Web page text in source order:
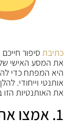
כתיבת סיפור
את המסע האישי
היא המפתח כדי
אותנטי וייחודי.
את האותנטיות
1. אמצו את הפגיעות